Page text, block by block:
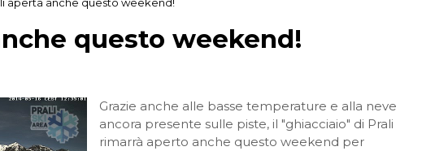
questo weekend!
Grazie anche alle basse temperature e alla neve
ancora presente sulle piste, il "ghiacciaio" di Prali
rimarrà aperto anche questo weekend per